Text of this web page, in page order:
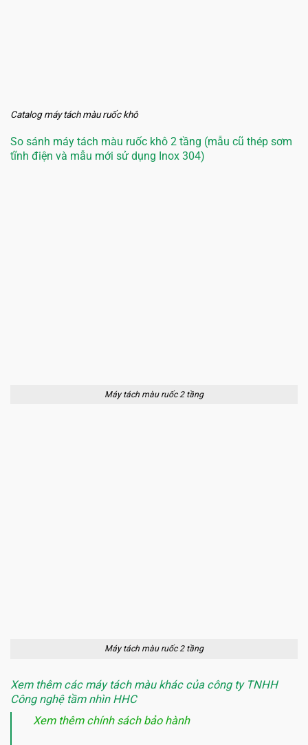
Catalog máy tách màu ruốc khô
So sánh máy tách màu ruốc khô 2 tầng (mẫu cũ thép sơm
tĩnh điện và mẫu mới sử dụng Inox 304)
Máy tách màu ruốc 2 tầng
Máy tách màu ruốc 2 tầng
Xem thêm các máy tách màu khác của công ty TNHH
Công nghệ tầm nhìn HHC
Xem thêm chính sách bảo hành